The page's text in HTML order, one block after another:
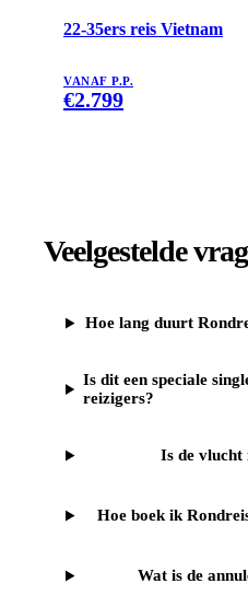
22-35ers reis Vietnam
VANAF P.P.
€2.799
Veelgestelde
Hoe lang duurt
Is dit een speciale
reizigers?
Is de vlucht
Hoe boek ik
Wat is de